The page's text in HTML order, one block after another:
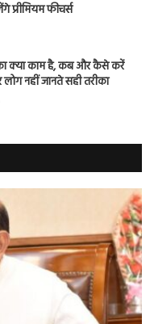
फीचर्स
क्या काम है, कब और कैसे करें
नहीं जानते सही तरीका